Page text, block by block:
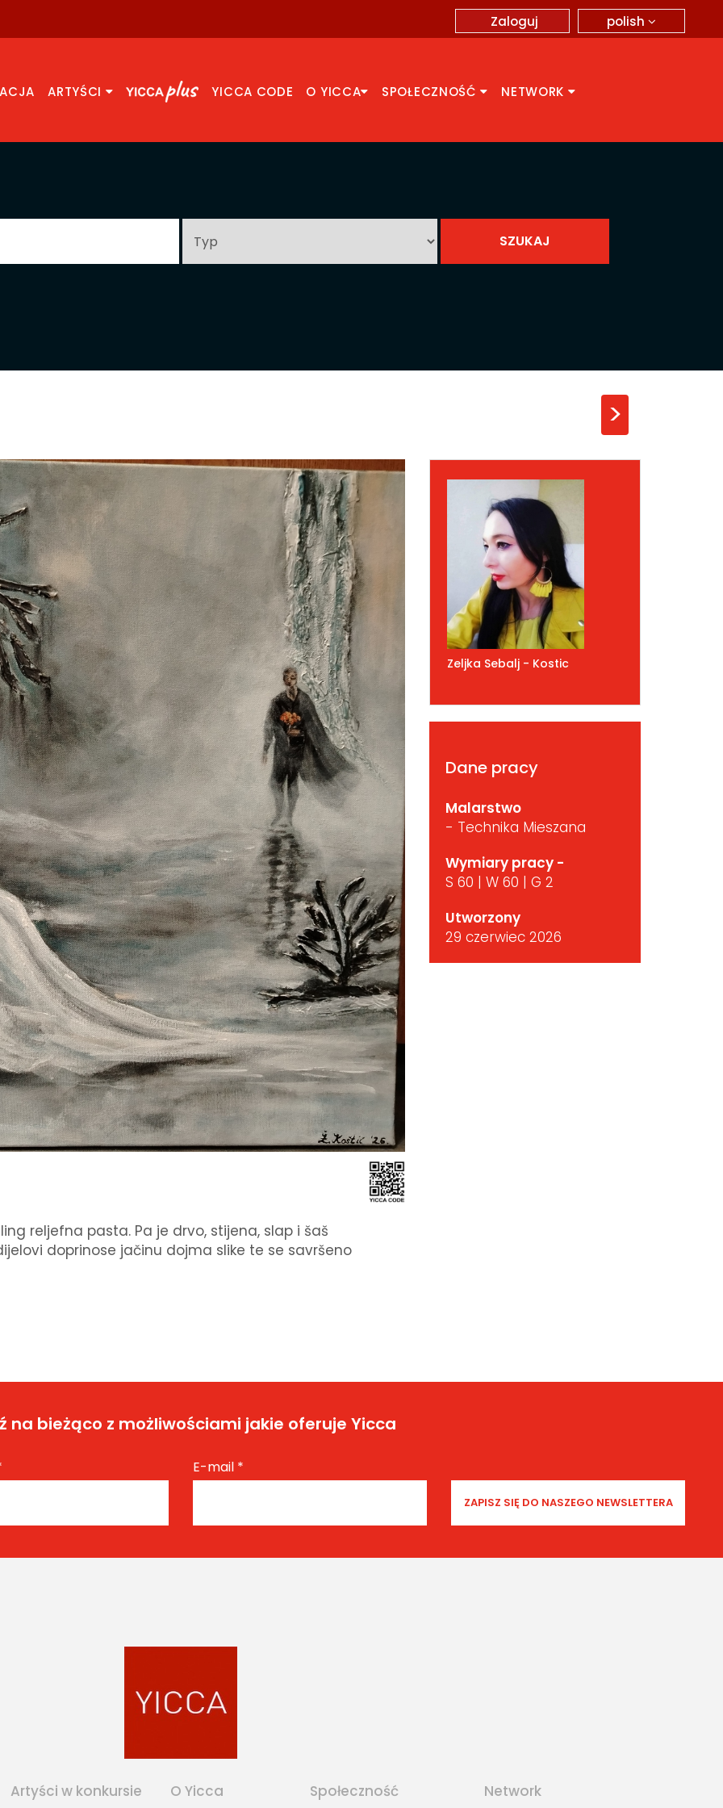
polish
Zaloguj
ARTYŚCI YICCA CODE O YICCA SPOŁECZNOŚĆ NETWORK
>
reljefna pasta. Pa je drvo, stijena, slap i šaš
doprinose jačinu dojma slike te se savršeno
Zeljka Sebalj - Kostic
Dane pracy
Malarstwo
- Technika Mieszana
Wymiary pracy -
S 60 | W 60 | G 2
Utworzony
29 czerwiec 2026
na bieżąco z możliwościami jakie oferuje Yicca
E-mail *
Artyści w konkursie O Yicca Społeczność Network